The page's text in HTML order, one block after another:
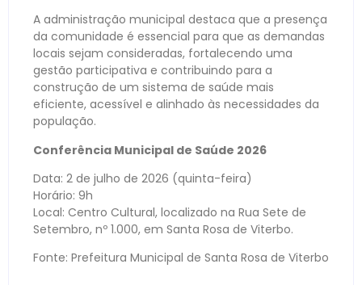
A administração municipal destaca que a presença
da comunidade é essencial para que as demandas
locais sejam consideradas, fortalecendo uma
gestão participativa e contribuindo para a
construção de um sistema de saúde mais
eficiente, acessível e alinhado às necessidades da
população.
Conferência Municipal de Saúde 2026
Data: 2 de julho de 2026 (quinta-feira)
Horário: 9h
Local: Centro Cultural, localizado na Rua Sete de
Setembro, nº 1.000, em Santa Rosa de Viterbo.
Fonte: Prefeitura Municipal de Santa Rosa de Viterbo